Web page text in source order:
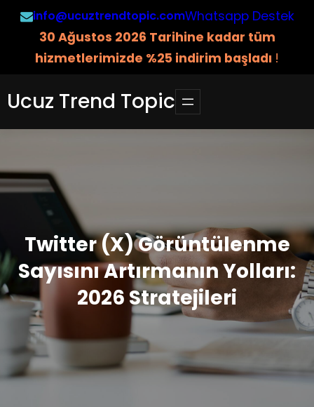
İçeriğeinfo@ucuztrendtopic.comWhatsapp Destek
30 Ağustos 2026 Tarihine kadar tüm
hizmetlerimizde %25 indirim başladı !
Ucuz Trend Topic
Twitter (X) Görüntülenme
Sayısını Artırmanın Yolları:
2026 Stratejileri